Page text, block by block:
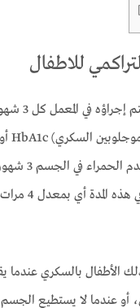
]
للاطفال
هو عبارة
له، ولأن عمر
يجب أن يتم
الأطفال بالسكري عندما
أو عندما لا يستطيع الجسم